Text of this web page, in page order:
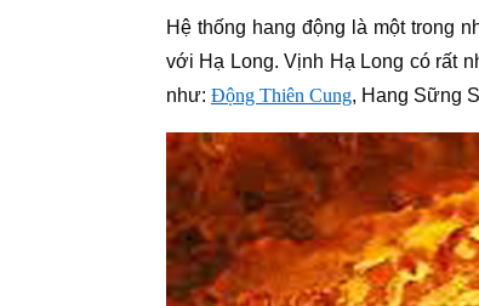
Hệ thống hang động là một trong
với Hạ Long. Vịnh Hạ Long có rất
như: Động Thiên Cung, Hang Sững